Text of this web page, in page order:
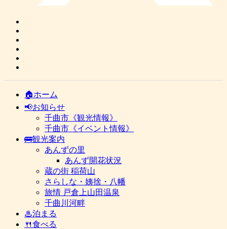
🏠ホーム
📢お知らせ
千曲市《観光情報》
千曲市《イベント情報》
🚌観光案内
あんずの里
あんず開花状況
蔵の街 稲荷山
さらしな・姨捨・八幡
旅情 戸倉上山田温泉
千曲川河畔
♨泊まる
🍴食べる